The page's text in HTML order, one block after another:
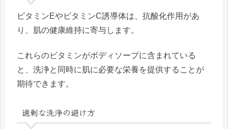
ビタミンEやビタミンC誘導体は、抗酸化作用があ
り、肌の健康維持に寄与します。
これらのビタミンがボディソープに含まれている
と、洗浄と同時に肌に必要な栄養を提供することが
期待できます。
過剰な洗浄の避け方